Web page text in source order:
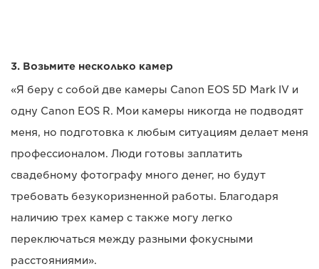
3. Возьмите несколько камер
«Я беру с собой две камеры Canon EOS 5D Mark IV и
одну Canon EOS R. Мои камеры никогда не подводят
меня, но подготовка к любым ситуациям делает меня
профессионалом. Люди готовы заплатить
свадебному фотографу много денег, но будут
требовать безукоризненной работы. Благодаря
наличию трех камер с также могу легко
переключаться между разными фокусными
расстояниями».